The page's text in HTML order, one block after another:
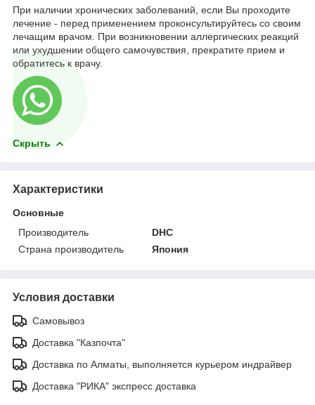
При наличии хронических заболеваний, если Вы проходите
лечение - перед применением проконсультируйтесь со своим
лечащим врачом. При возникновении аллергических реакций
или ухудшении общего самочувствия, прекратите прием и
обратитесь к врачу.
Скрыть
Характеристики
Основные
Производитель
DHC
Страна производитель
Япония
Условия доставки
Самовывоз
Доставка "Казпочта"
Доставка по Алматы, выполняется курьером индрайвер
Доставка "РИКА" экспресс доставка